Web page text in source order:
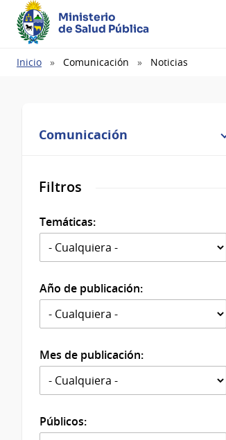
Ministerio
de Salud Pública
Ruta
Inicio Comunicación Noticias
Comunicación
Filtros
Temáticas:
Año de publicación:
Mes de publicación:
Públicos: